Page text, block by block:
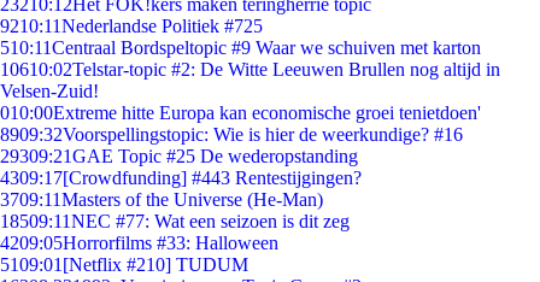
23210:12Het FOK!kers maken teringherrie topic
9210:11Nederlandse Politiek #725
510:11Centraal Bordspeltopic #9 Waar we schuiven met karton
10610:02Telstar-topic #2: De Witte Leeuwen Brullen nog altijd in
Velsen-Zuid!
010:00Extreme hitte Europa kan economische groei tenietdoen'
8909:32Voorspellingstopic: Wie is hier de weerkundige? #16
29309:21GAE Topic #25 De wederopstanding
4309:17[Crowdfunding] #443 Rentestijgingen?
3709:11Masters of the Universe (He-Man)
18509:11NEC #77: Wat een seizoen is dit zeg
4209:05Horrorfilms #33: Halloween
5109:01 [Netflix #210] TUDUM